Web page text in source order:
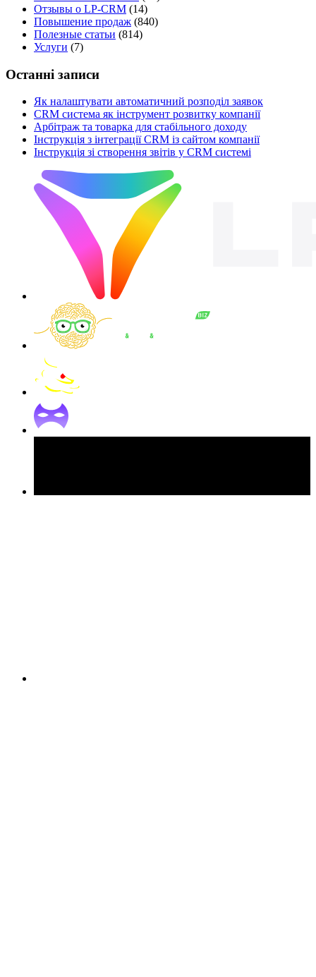
Отзывы о LP-CRM (14)
Повышение продаж (840)
Полезные статьи (814)
Услуги (7)
Останні записи
Як налаштувати автоматичний розподіл заявок
CRM система як інструмент розвитку компанії
Арбітраж та товарка для стабільного доходу
Інструкція з інтеграції CRM із сайтом компанії
Інструкція зі створення звітів у CRM системі